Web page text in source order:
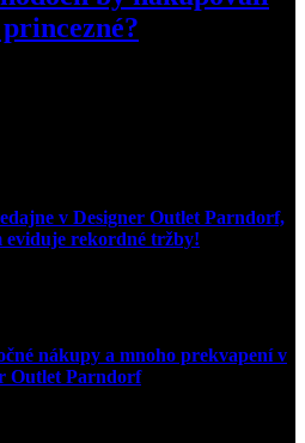
v Designer Outlet Parndorf,
eviduje rekordné tržby!
nákupy a mnoho prekvapení v
Outlet Parndorf